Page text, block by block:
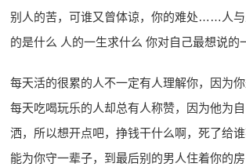
别人的苦，可谁又曾体谅，你的难处……人
的是什么 人的一生求什么 你对自己最想说的
每天活的很累的人不一定有人理解你，因为你
每天吃喝玩乐的人却总有人称赞，因为他为
洒，所以想开点吧，挣钱干什么啊，死了给
能为你守一辈子，到最后别的男人住着你的房